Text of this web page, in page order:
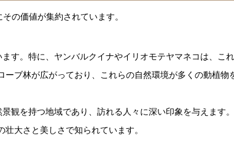
の価値が集約されています。
す。特に、ヤンバルクイナやイリオモテヤマネコは、こ
ブ林が広がっており、これらの自然環境が多くの動植物
観を持つ地域であり、訪れる人々に深い印象を与えます
大さと美しさで知られています。